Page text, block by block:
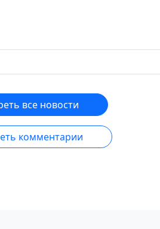
все новости
комментарии